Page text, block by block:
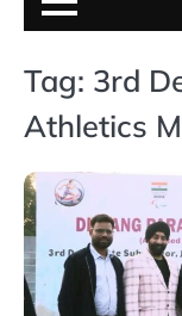
Tag: 3rd
Athletics